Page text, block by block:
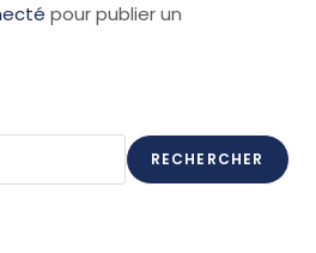
pour publier un
RECHERCHER